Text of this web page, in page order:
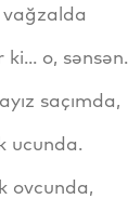
o, sənsən.
saçımda,
ucunda.
ovcunda,